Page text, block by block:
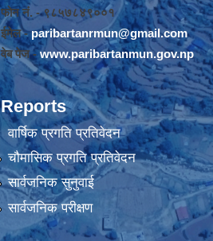
फोन नंं. - ९८५७८४९००१
ईमेल -paribartanrmun@gmail.com
वेब पेज -www.paribartanmun.gov.np
Reports
वार्षिक प्रगति प्रतिवेदन
चौमासिक प्रगति प्रतिवेदन
सार्वजनिक सुनुवाई
सार्वजनिक परीक्षण